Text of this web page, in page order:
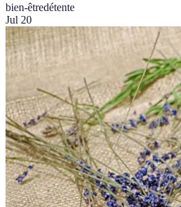
bien-êtredétente
Jul 20